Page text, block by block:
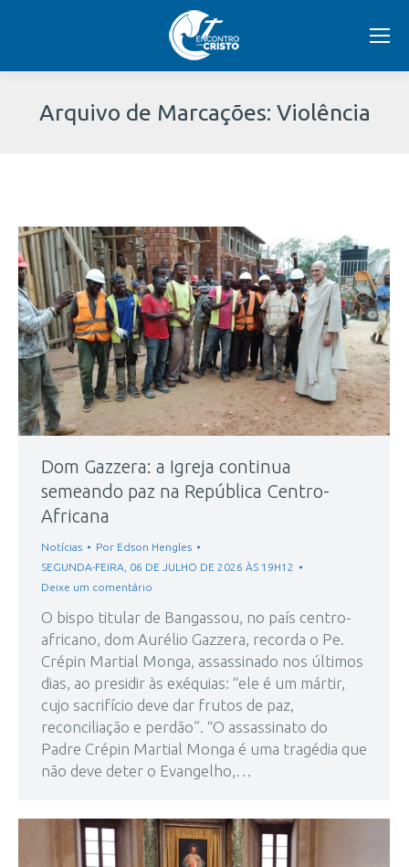
Arquivo de Marcações: Violência
Dom Gazzera: a Igreja continua
semeando paz na República Centro-
Africana
Notícias Por Edson Hengles
SEGUNDA-FEIRA, 06 DE JULHO DE 2026 ÀS 19H12
Deixe um comentário
O bispo titular de Bangassou, no país centro-
africano, dom Aurélio Gazzera, recorda o Pe.
Crépin Martial Monga, assassinado nos últimos
dias, ao presidir às exéquias: “ele é um mártir,
cujo sacrifício deve dar frutos de paz,
reconciliação e perdão”. “O assassinato do
Padre Crépin Martial Monga é uma tragédia que
não deve deter o Evangelho,…